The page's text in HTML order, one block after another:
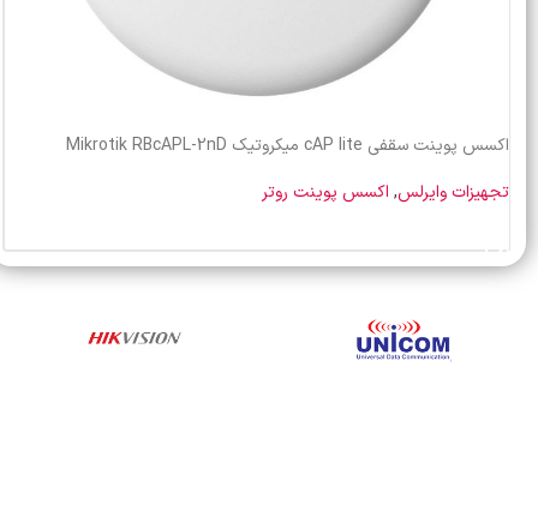
اکسس پوینت سقفی cAP lite میکروتیک Mikrotik RBcAPL-2nD
تجهیزات وایرلس, اکسس پوینت روتر